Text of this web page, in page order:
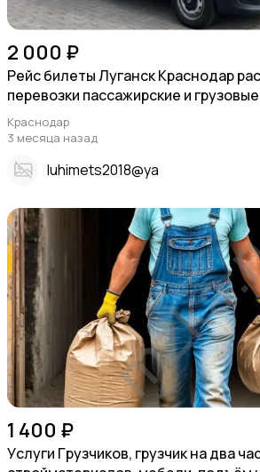
2 000 ₽
Рейс билеты Луганск Краснодар
перевозки пассажирские и грузовые
Краснодар
3 месяца назад
Iuhimets2018@ya
1 400 ₽
Уcлуги Гpузчиков, гpузчик на два